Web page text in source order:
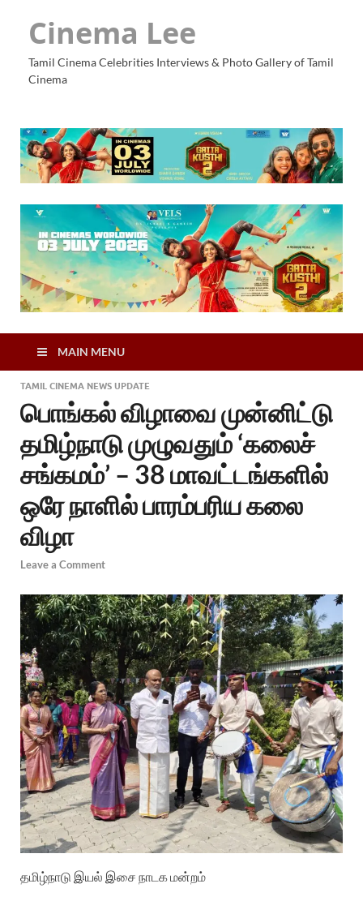
Cinema Lee
Tamil Cinema Celebrities Interviews & Photo Gallery of Tamil
Cinema
MAIN MENU
TAMIL CINEMA NEWS UPDATE
பொங்கல் விழாவை முன்னிட்டு
தமிழ்நாடு முழுவதும் ‘கலைச்
சங்கமம்’ – 38 மாவட்டங்களில்
ஒரே நாளில் பாரம்பரிய கலை
விழா
Leave a Comment
தமிழ்நாடு இயல் இசை நாடக மன்றம்